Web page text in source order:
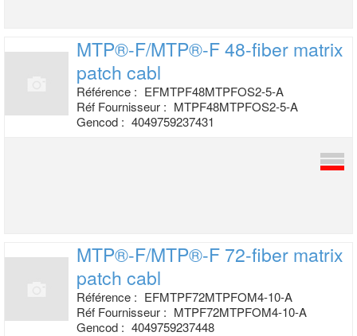
MTP®-F/MTP®-F 48-fiber matrix
patch cabl
Référence : EFMTPF48MTPFOS2-5-A
Réf Fournisseur : MTPF48MTPFOS2-5-A
Gencod : 4049759237431
MTP®-F/MTP®-F 72-fiber matrix
patch cabl
Référence : EFMTPF72MTPFOM4-10-A
Réf Fournisseur : MTPF72MTPFOM4-10-A
Gencod : 4049759237448